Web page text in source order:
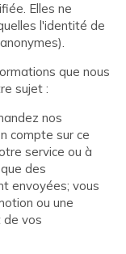
Elles ne
l'identité de
que nous
sujet :
nos
compte sur ce
service ou à
des
envoyées; vous
ou une
de vos